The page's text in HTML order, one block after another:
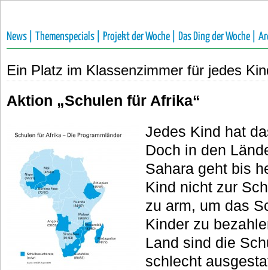
News | Themenspecials | Projekt der Woche | Das Ding der Woche |
Ein Platz im Klassenzimmer für jedes
Aktion „Schulen für Afrika“
Jedes Kind hat
Doch in den
Sahara geht bis
Kind nicht zur
zu arm, um das
Kinder zu
Land sind die
schlecht